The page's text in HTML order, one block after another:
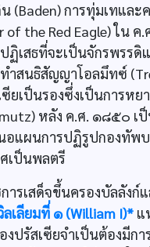
(Baden) การทุ่มเทแล
the Red Eagle) ใน ค
ฏิเสธที่จะเป็นจักรพรร
ำสนธิสัญญาโอลมึทซ์
เป็นรองซึ่งเป็นการหย
หลัง ค.ศ. ๑๘๕๐
แผนการปฏิรูปกองทัพบ
เป็นพลตรี
ารเสด็จขึ้นครองบัลลัง
ลเลียมที่ ๑ (William I)* แ
ปรัสเซียจำเป็นต้องมีก